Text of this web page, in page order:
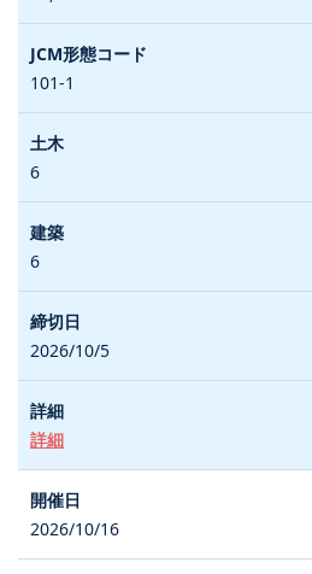
101-1
6
6
2026/10/5
詳細
2026/10/16